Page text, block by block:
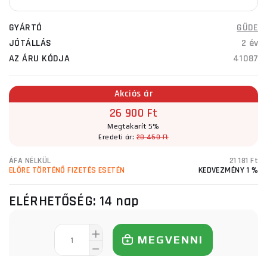
GYÁRTÓ
GÜDE
JÓTÁLLÁS
2 év
AZ ÁRU KÓDJA
41087
Akciós ár
26 900 Ft
Megtakarít 5%
Eredeti ár:28 450 Ft
ÁFA NÉLKÜL
21 181 Ft
ELŐRE TÖRTÉNŐ FIZETÉS ESETÉN
KEDVEZMÉNY 1 %
ELÉRHETŐSÉG: 14 nap
MEGVENNI